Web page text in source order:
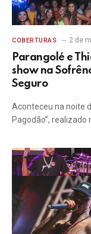
COBERTURAS 2 de
Parangolé e
show na
Seguro
Aconteceu na noite
Pagodão”, realizado